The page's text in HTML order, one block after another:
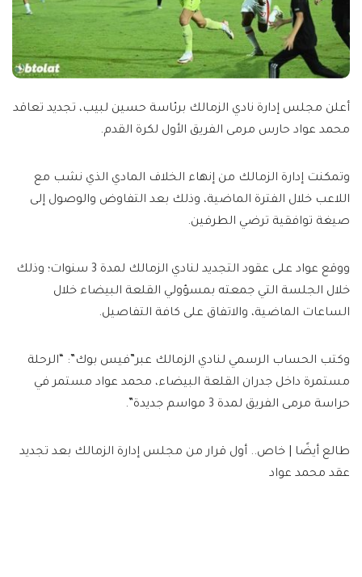
أعلن مجلس إدارة نادي الزمالك برئاسة حسين لبيب، تجديد تعاقد
محمد عواد حارس مرمى الفريق الأول لكرة القدم.
وتمكنت إدارة الزمالك من إنهاء الخلاف المادي الذي نشب مع
اللاعب خلال الفترة الماضية، وذلك بعد التفاوض والوصول إلى
صيغة توافقية ترضي الطرفين.
ووقع عواد على عقود التجديد لنادي الزمالك لمدة 3 سنوات؛ وذلك
خلال الجلسة التي جمعته بمسؤولي القلعة البيضاء خلال
الساعات الماضية، والاتفاق على كافة التفاصيل.
وكتب الحساب الرسمي لنادي الزمالك عبر”فيس بوك”: “الرحلة
مستمرة داخل جدران القلعة البيضاء، محمد عواد مستمر في
حراسة مرمى الفريق لمدة 3 مواسم جديدة”.
طالع أيضًا | خاص.. أول قرار من مجلس إدارة الزمالك بعد تجديد
عقد محمد عواد